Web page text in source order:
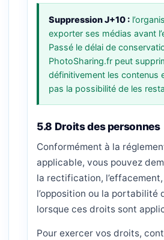
Suppression J+10 :
exporter ses médias avant
Passé le délai de
PhotoSharing.fr peut
définitivement les contenus
pas la possibilité de les
5.8 Droits des personnes
Conformément à la
applicable, vous pouvez
la rectification,
l’opposition ou la portabilité
lorsque ces droits sont
Pour exercer vos droits,